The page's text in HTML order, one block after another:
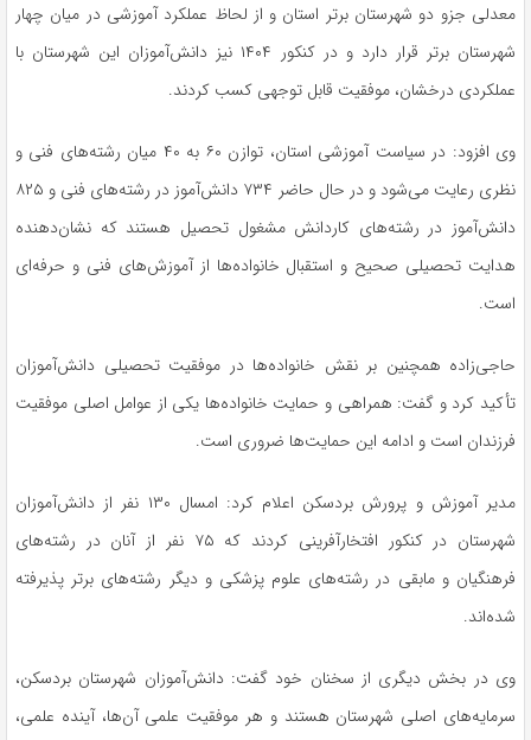
معدلی جزو دو شهرستان برتر استان و از لحاظ عملکرد آموزشی در میان چهار
شهرستان برتر قرار دارد و در کنکور ۱۴۰۴ نیز دانش‌آموزان این شهرستان با
عملکردی درخشان، موفقیت قابل توجهی کسب کردند.
وی افزود: در سیاست آموزشی استان، توازن ۶۰ به ۴۰ میان رشته‌های فنی و
نظری رعایت می‌شود و در حال حاضر ۷۳۴ دانش‌آموز در رشته‌های فنی و ۸۲۵
دانش‌آموز در رشته‌های کاردانش مشغول تحصیل هستند که نشان‌دهنده
هدایت تحصیلی صحیح و استقبال خانواده‌ها از آموزش‌های فنی و حرفه‌ای
است.
حاجی‌زاده همچنین بر نقش خانواده‌ها در موفقیت تحصیلی دانش‌آموزان
تأکید کرد و گفت: همراهی و حمایت خانواده‌ها یکی از عوامل اصلی موفقیت
فرزندان است و ادامه این حمایت‌ها ضروری است.
مدیر آموزش و پرورش بردسکن اعلام کرد: امسال ۱۳۰ نفر از دانش‌آموزان
شهرستان در کنکور افتخارآفرینی کردند که ۷۵ نفر از آنان در رشته‌های
فرهنگیان و مابقی در رشته‌های علوم پزشکی و دیگر رشته‌های برتر پذیرفته
شده‌اند.
وی در بخش دیگری از سخنان خود گفت: دانش‌آموزان شهرستان بردسکن،
سرمایه‌های اصلی شهرستان هستند و هر موفقیت علمی آن‌ها، آینده علمی،